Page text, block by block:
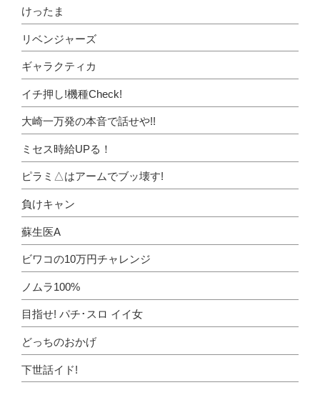
けったま
リベンジャーズ
ギャラクティカ
イチ押し!機種Check!
大崎一万発の本音で話せや!!
ミセス時給UPる！
ピラミ△はアームでブッ壊す!
負けキャン
蘇生医A
ビワコの10万円チャレンジ
ノムラ100%
目指せ! パチ･スロ イイ女
どっちのおかげ
下世話イド!